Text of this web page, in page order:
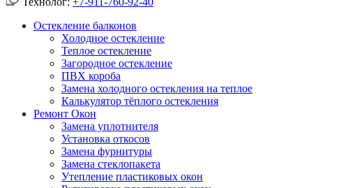
Остекление балконов
Холодное остекление
Теплое остекление
Загородное остекление
ПВХ короба
Замена холодного остекления на теплое
Калькулятор тёплого остекления
Ремонт Окон
Замена уплотнителя
Установка откосов
Замена фурнитуры
Замена стеклопакета
Утепление пластиковых окон